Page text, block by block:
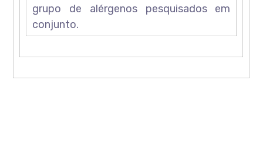
grupo de alérgenos pesquisados em
conjunto.